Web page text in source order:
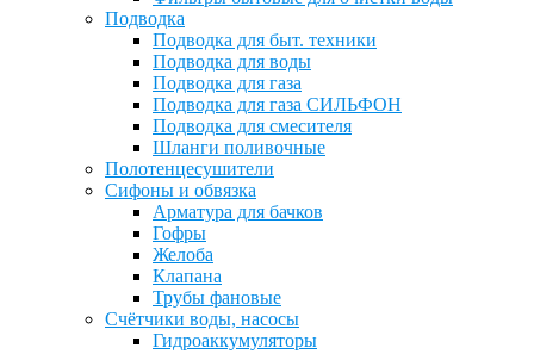
Подводка
Подводка для быт. техники
Подводка для воды
Подводка для газа
Подводка для газа СИЛЬФОН
Подводка для смесителя
Шланги поливочные
Полотенцесушители
Сифоны и обвязка
Арматура для бачков
Гофры
Желоба
Клапана
Трубы фановые
Счётчики воды, насосы
Гидроаккумуляторы